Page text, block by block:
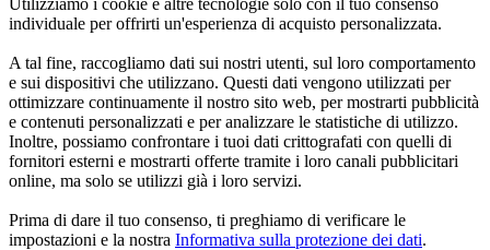
individuale per offrirti un'esperienza di acquisto personalizzata.
A tal fine, raccogliamo dati sui nostri utenti, sul loro comportamento
e sui dispositivi che utilizzano. Questi dati vengono utilizzati per
ottimizzare continuamente il nostro sito web, per mostrarti pubblicità
e contenuti personalizzati e per analizzare le statistiche di utilizzo.
Inoltre, possiamo confrontare i tuoi dati crittografati con quelli di
fornitori esterni e mostrarti offerte tramite i loro canali pubblicitari
online, ma solo se utilizzi già i loro servizi.
Prima di dare il tuo consenso, ti preghiamo di verificare le
impostazioni e la nostra Informativa sulla protezione dei dati.